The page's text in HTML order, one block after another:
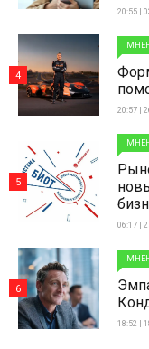
20:55 |
20:57 |
4
06:17 |
5
18:52 |
6